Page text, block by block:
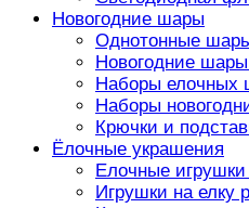
Новогодние шары
Однотонные
Новогодние
Наборы елочных
Наборы
Крючки и
Ёлочные украшения
Елочные
Игрушки на елку